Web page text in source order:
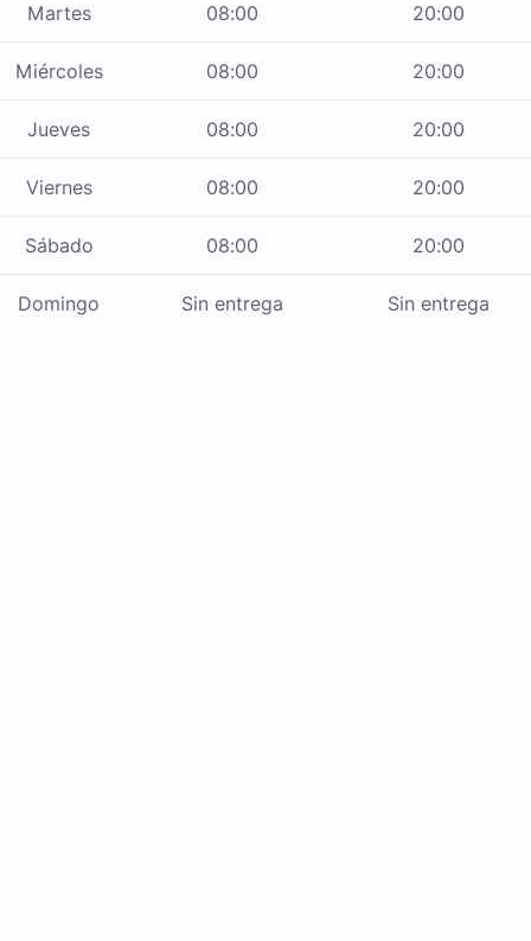
Martes 08:00 20:00
Miércoles 08:00 20:00
Jueves 08:00 20:00
Viernes 08:00 20:00
Sábado 08:00 20:00
Domingo Sin entrega Sin entrega